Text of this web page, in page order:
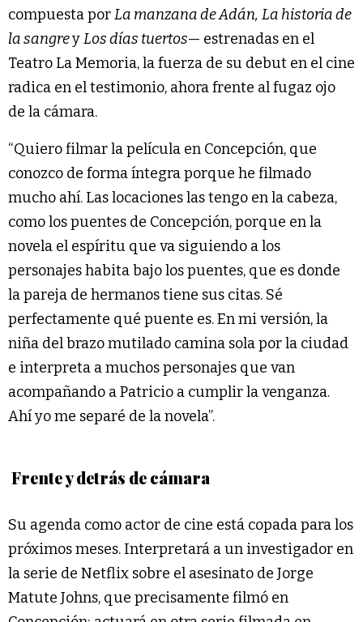
compuesta porLa manzana de Adán, La historia de
la sangreyLos días tuertos— estrenadas en el
Teatro La Memoria, la fuerza de su debut en el cine
radica en el testimonio, ahora frente al fugaz ojo
de la cámara.
“Quiero filmar la película en Concepción, que
conozco de forma íntegra porque he filmado
mucho ahí. Las locaciones las tengo en la cabeza,
como los puentes de Concepción, porque en la
novela el espíritu que va siguiendo a los
personajes habita bajo los puentes, que es donde
la pareja de hermanos tiene sus citas. Sé
perfectamente qué puente es. En mi versión, la
niña del brazo mutilado camina sola por la ciudad
e interpreta a muchos personajes que van
acompañando a Patricio a cumplir la venganza.
Ahí yo me separé de la novela”.
Frente y detrás de cámara
Su agenda como actor de cine está copada para los
próximos meses. Interpretará a un investigador en
la serie de Netflix sobre el asesinato de Jorge
Matute Johns, que precisamente filmó en